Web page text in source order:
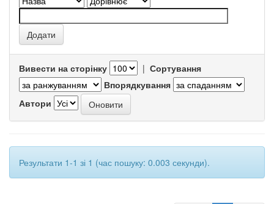
Вивести на сторінку | Сортування
Впорядкування
Автори
Результати 1-1 зі 1 (час пошуку: 0.003 секунди).